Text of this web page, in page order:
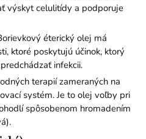
výskyt celulitídy a podporuje
éterický olej má
ktoré poskytujú účinok, ktorý
infekcii.
terapií zameraných na
systém. Je to olej voľby pri
spôsobenom hromadením